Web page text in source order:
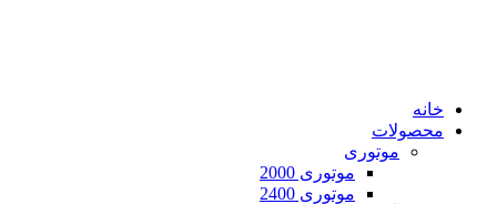
خانه
محصولات
موتوری
موتوری 2000
موتوری 2400